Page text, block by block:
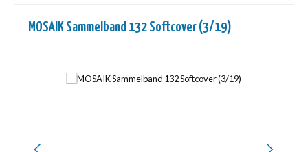
MOSAIK Sammelband 132 Softcover (3/19)
Bildergalerie überspringen